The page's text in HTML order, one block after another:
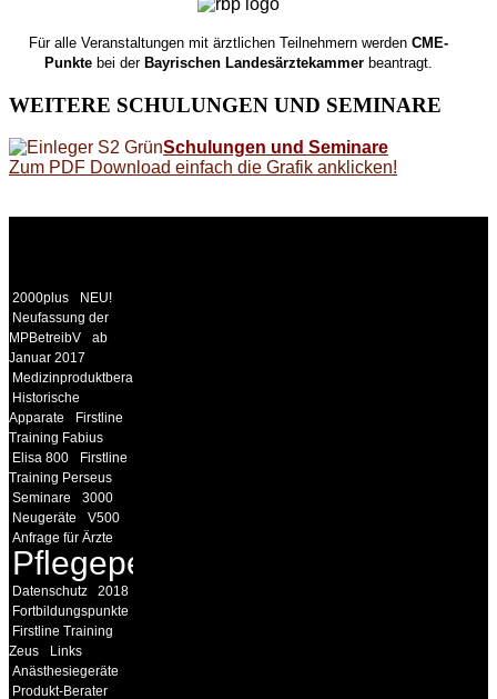
Für alle Veranstaltungen mit ärztlichen Teilnehmern werdenCME-
Punkte bei derBayrischen Landesärztekammer beantragt.
WEITERE SCHULUNGEN UND SEMINARE
Schulungen und Seminare
Zum PDF Download einfach die Grafik anklicken!
2000plus
NEU!
Neufassung der
MPBetreibV
ab
Januar 2017
Medizinproduktberater
Historische
Apparate
Firstline
Training Fabius
Elisa 800
Firstline
Training Perseus
Seminare
3000
Neugeräte
V500
Anfrage für Ärzte
Pflegepersonal
Datenschutz
2018
Fortbildungspunkte
Firstline Training
Zeus
Links
Anästhesiegeräte
Produkt-Berater